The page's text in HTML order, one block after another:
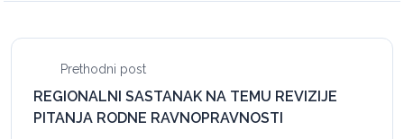
Prethodni post
REGIONALNI SASTANAK NA TEMU REVIZIJE
PITANJA RODNE RAVNOPRAVNOSTI